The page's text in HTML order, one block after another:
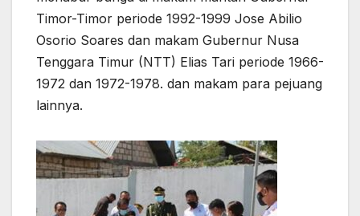
Timor-Timor periode 1992-1999 Jose Abilio
Osorio Soares dan makam Gubernur Nusa
Tenggara Timur (NTT) Elias Tari periode 1966-
1972 dan 1972-1978. dan makam para pejuang
lainnya.